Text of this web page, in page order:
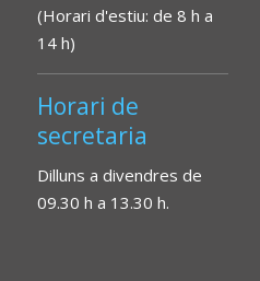
(Horari d'estiu: de 8 h a
14 h)
Horari de
secretaria
Dilluns a divendres de
09.30 h a 13.30 h.